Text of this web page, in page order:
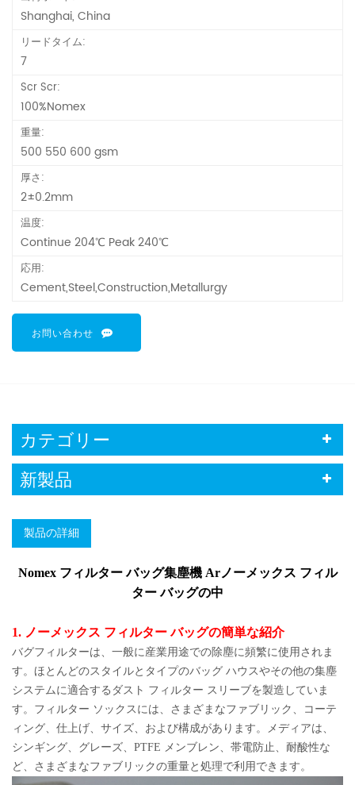
Shanghai, China
リードタイム:
7
Scr Scr:
100%Nomex
重量:
500 550 600 gsm
厚さ:
2±0.2mm
温度:
Continue 204℃ Peak 240℃
応用:
Cement,Steel,Construction,Metallurgy
お問い合わせ
カテゴリー
新製品
製品の詳細
Nomex フィルター バッグ集塵機 Arノーメックス フィル
ター バッグの中
1. ノーメックス フィルター バッグの簡単な紹介
バグフィルターは、一般に産業用途での除塵に頻繁に使用されま
す。ほとんどのスタイルとタイプのバッグ ハウスやその他の集塵
システムに適合するダスト フィルター スリーブを製造していま
す。フィルター ソックスには、さまざまなファブリック、コーテ
ィング、仕上げ、サイズ、および構成があります。メディアは、
シンギング、グレーズ、PTFE メンブレン、帯電防止、耐酸性な
ど、さまざまなファブリックの重量と処理で利用できます。